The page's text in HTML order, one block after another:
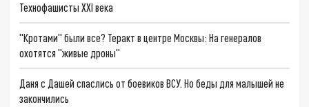
Технофашисты XXI века
"Кротами" были все? Теракт в центре Москвы: На генералов
охотятся "живые дроны"
Даня с Дашей спаслись от боевиков ВСУ. Но беды для малышей не
закончились